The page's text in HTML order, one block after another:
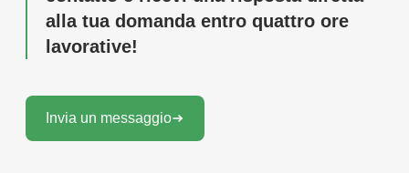
alla tua domanda entro quattro ore
lavorative!
Invia un messaggio